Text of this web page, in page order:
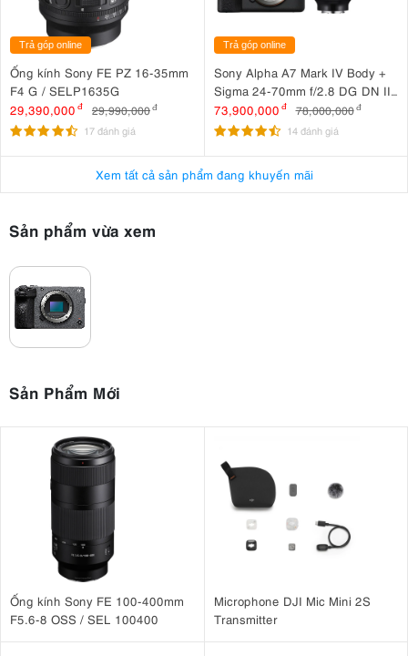
Trả góp online
Ống kính Sony FE PZ 16-35mm
F4 G / SELP1635G
29,390,000 đ 29,990,000đ
17 đánh giá
Trả góp online
Sony Alpha A7 Mark IV Body +
Sigma 24-70mm f/2.8 DG DN II
Art
73,900,000 đ 78,000,000 đ
14 đánh giá
Xem tất cả sản phẩm đang khuyến mãi
Sản phẩm vừa xem
Sản Phẩm Mới
Ống kính Sony FE 100-400mm
F5.6-8 OSS / SEL 100400
Microphone DJI Mic Mini 2S
Transmitter